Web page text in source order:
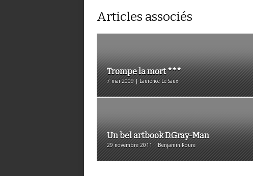
Articles associés
Trompe la mort ***
7 mai 2009 | Laurence Le Saux
Un bel artbook D.Gray-Man
29 novembre 2011 | Benjamin Roure